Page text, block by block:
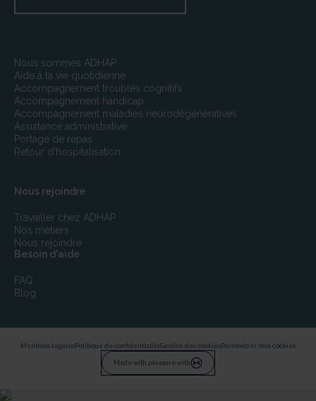
Nous sommes ADHAP
Aide à la vie quotidienne
Accompagnement troubles cognitifs
Accompagnement handicap
Accompagnement maladies neurodégénératives
Assistance administrative
Portage de repas
Retour d'hospitalisation
Nous rejoindre
Travailler chez ADHAP
Nos métiers
Nous rejoindre
Besoin d'aide
FAQ
Blog
Mentions légales Politique de confidentialitéGestion des cookies Paramétrer mes cookies
Made with pleasure with